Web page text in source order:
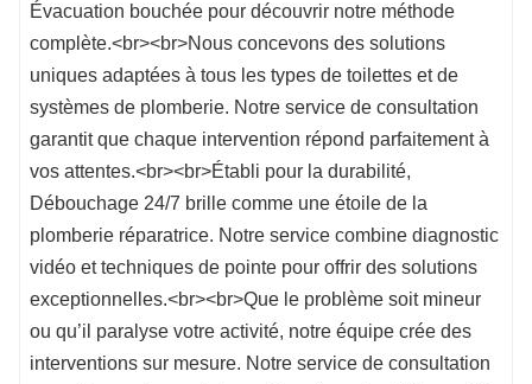
Évacuation bouchée pour découvrir notre méthode
complète.<br><br>Nous concevons des solutions
uniques adaptées à tous les types de toilettes et de
systèmes de plomberie. Notre service de consultation
garantit que chaque intervention répond parfaitement à
vos attentes.<br><br>Établi pour la durabilité,
Débouchage 24/7 brille comme une étoile de la
plomberie réparatrice. Notre service combine diagnostic
vidéo et techniques de pointe pour offrir des solutions
exceptionnelles.<br><br>Que le problème soit mineur
ou qu’il paralyse votre activité, notre équipe crée des
interventions sur mesure. Notre service de consultation